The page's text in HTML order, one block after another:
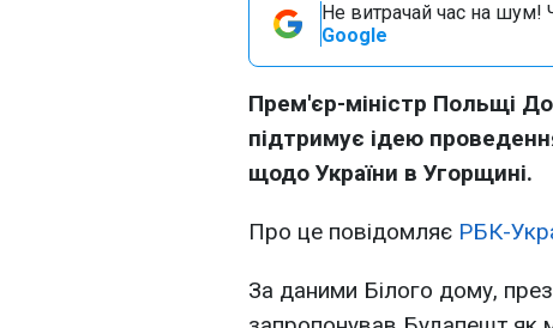
Не витрачай час на шум!
Google
Прем'єр-міністр Польщі
підтримує ідею
щодо України в Угорщині.
Про це повідомляє РБК-
За даними Білого дому,